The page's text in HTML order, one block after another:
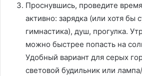
Проснувшись, проведите
активно: зарядка (или хотя бы
гимнастика), душ, прогулка.
можно быстрее попасть на
Удобный вариант для серых
световой будильник или